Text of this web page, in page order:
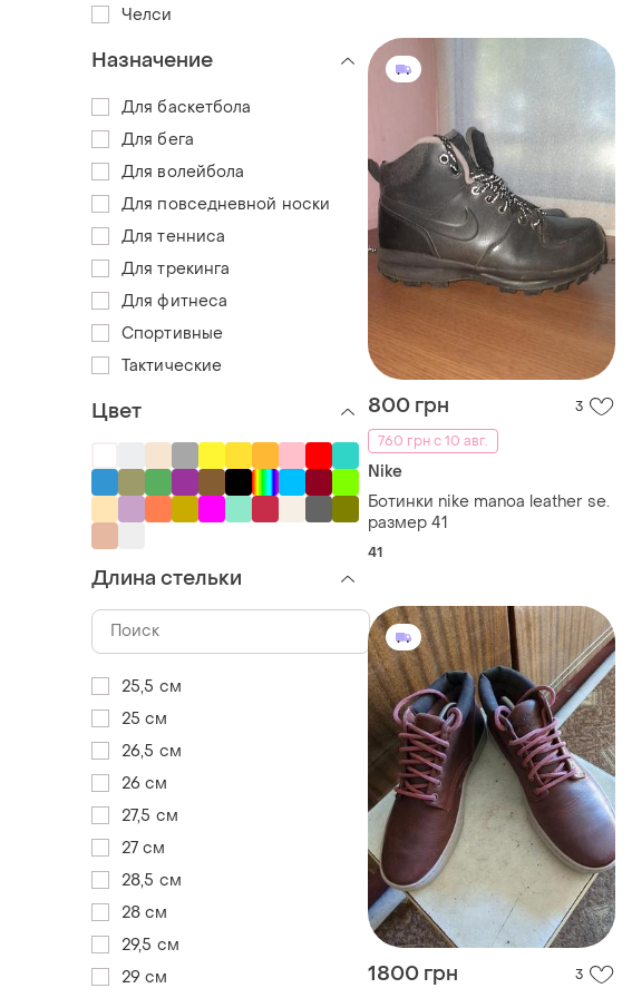
800 грн
3
760 грн с 10 авг.
Nike
Ботинки nike manoa leather se.
размер 41
41
1800 грн 3
Челси
Назначение
Для баскетбола
Для бега
Для волейбола
Для повседневной носки
Для тенниса
Для трекинга
Для фитнеса
Спортивные
Тактические
Цвет
Длина стельки
25,5 см
25 см
26,5 см
26 см
27,5 см
27 см
28,5 см
28 см
29,5 см
29 см